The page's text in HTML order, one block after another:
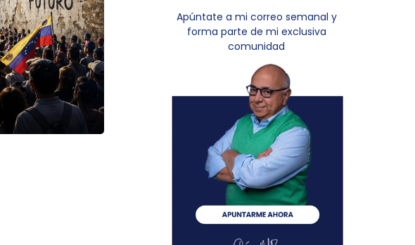
Apúntate a mi correo semanal y
forma parte de mi exclusiva
comunidad